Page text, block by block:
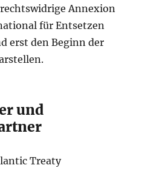
Annexion
für Entsetzen
erst den Beginn der
und
Treaty